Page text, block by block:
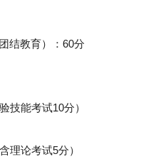
教育）：60分
能考试10分）
论考试5分）